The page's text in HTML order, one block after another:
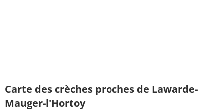
Carte des crèches proches de Lawarde-
Mauger-l'Hortoy